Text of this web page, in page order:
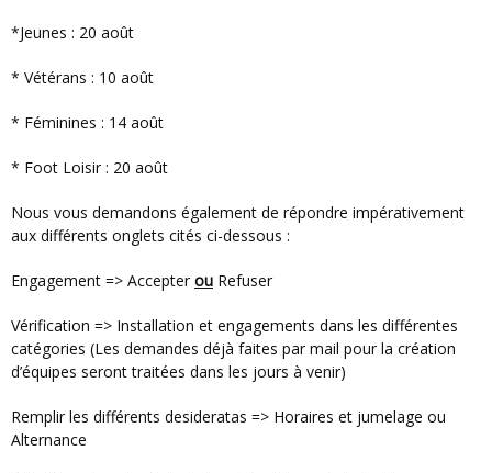
*Jeunes : 20 août
* Vétérans : 10 août
* Féminines : 14 août
* Foot Loisir : 20 août
Nous vous demandons également de répondre impérativement
aux différents onglets cités ci-dessous :
Engagement => Accepter ou Refuser
Vérification => Installation et engagements dans les différentes
catégories (Les demandes déjà faites par mail pour la création
d’équipes seront traitées dans les jours à venir)
Remplir les différents desideratas => Horaires et jumelage ou
Alternance